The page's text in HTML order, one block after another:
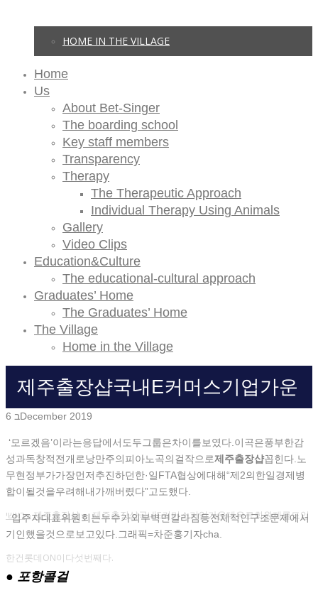
HOME IN THE VILLAGE
Home
Us
About Bet-Singer
The boarding school
Key staff members
Transparency
Therapy
The Therapeutic Approach
Individual Therapy Using Animals
Gallery
Video Clips
Education&Culture
The educational-cultural approach
Graduates’ Home
The Graduates’ Home
The Village
Home in the Village
제주 출장샵국내E커머스기업가운
다섯번째다.
ראשי» 제주 출장샵»제주 출장샵국내e커머스기업가운데유료회원제를도입
한건롯데ON이다섯번째다.
6 בDecember 2019
‘모르겠음’이라는응답에서도두그룹은차이를보였다.이곡은풍부한감
성과독창적전개로낭만주의피아노곡의걸작으로제주 출장샵꼽힌다.노
무현정부가가장먼저추진하던한·일FTA협상에대해“제2의한일경제병
합이될것을우려해내가깨버렸다”고도했다.
입주자대표위원회는누수가외부벽면갈라짐등전체적인구조문제에서
기인했을것으로보고있다.그래픽=차준홍기자cha.
● 포항콜걸